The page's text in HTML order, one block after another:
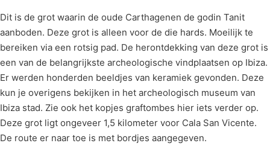
Dit is de grot waarin de oude Carthagenen de godin Tanit
aanboden. Deze grot is alleen voor de die hards. Moeilijk te
bereiken via een rotsig pad. De herontdekking van deze grot is
een van de belangrijkste archeologische vindplaatsen op Ibiza.
Er werden honderden beeldjes van keramiek gevonden. Deze
kun je overigens bekijken in het archeologisch museum van
Ibiza stad. Zie ook het kopjes graftombes hier iets verder op.
Deze grot ligt ongeveer 1,5 kilometer voor Cala San Vicente.
De route er naar toe is met bordjes aangegeven.